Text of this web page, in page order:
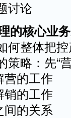
讨论
的核心业
何整体把
策略：先“营
营的工作
销的工作
间的关系